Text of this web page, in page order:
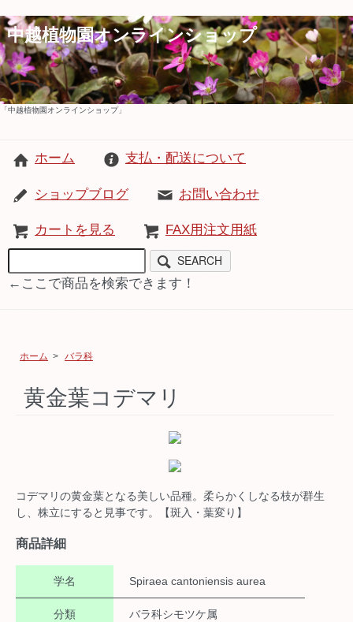
中越植物園オンラインショップ
「中越植物園オンラインショップ」
ホーム 支払・配送について
ショップブログ お問い合わせ
カートを見る FAX用注文用紙
SEARCH
←ここで商品を検索できます！
ホーム > バラ科
黄金葉コデマリ
コデマリの黄金葉となる美しい品種。柔らかくしなる枝が群生
し、株立にすると見事です。【斑入・葉変り】
商品詳細
学名 Spiraea cantoniensis aurea
分類 バラ科シモツケ属